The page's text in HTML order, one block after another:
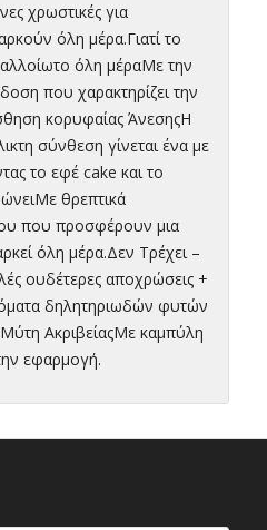
χρωστικές για
όλη μέρα.Γιατί το
όλη μέραΜε την
που χαρακτηρίζει την
κορυφαίας ΆνεσηςΗ
σύνθεση γίνεται ένα με
το εφέ cake και το
θρεπτικά
που προσφέρουν μια
όλη μέρα.Δεν Τρέχει –
ουδέτερες αποχρώσεις +
δηλητηριωδών φυτών
ΑκριβείαςΜε καμπύλη
εφαρμογή.